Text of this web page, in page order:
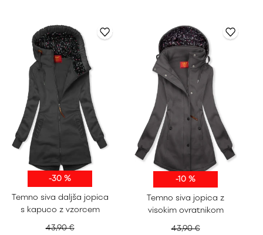
-30 %
Temno siva daljša jopica
s kapuco z vzorcem
43,90 €
S M L
XL
XXL
-10 %
Temno siva jopica z
visokim ovratnikom
43,90 €
S M L
XL